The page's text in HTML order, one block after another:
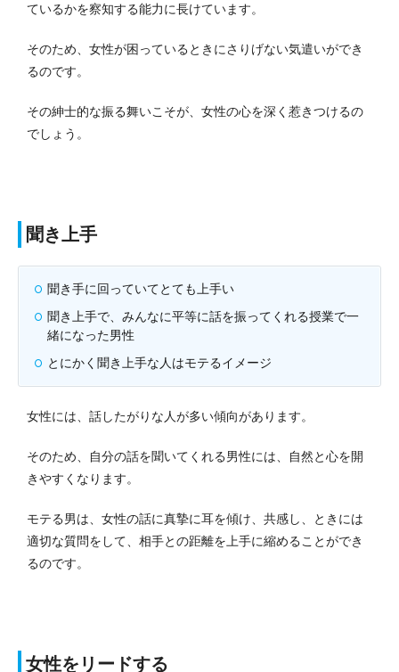
ているかを察知する能力に長けています。
そのため、女性が困っているときにさりげない気遣いができ
るのです。
その紳士的な振る舞いこそが、女性の心を深く惹きつけるの
でしょう。
聞き上手
聞き手に回っていてとても上手い
聞き上手で、みんなに平等に話を振ってくれる授業で一
緒になった男性
とにかく聞き上手な人はモテるイメージ
女性には、話したがりな人が多い傾向があります。
そのため、自分の話を聞いてくれる男性には、自然と心を開
きやすくなります。
モテる男は、女性の話に真摯に耳を傾け、共感し、ときには
適切な質問をして、相手との距離を上手に縮めることができ
るのです。
女性をリードする